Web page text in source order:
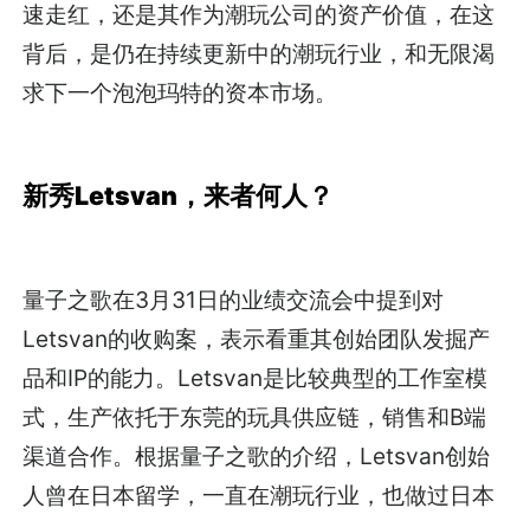
速走红，还是其作为潮玩公司的资产价值，在这
背后，是仍在持续更新中的潮玩行业，和无限渴
求下一个泡泡玛特的资本市场。
新秀Letsvan，来者何人？
量子之歌在3月31日的业绩交流会中提到对
Letsvan的收购案，表示看重其创始团队发掘产
品和IP的能力。Letsvan是比较典型的工作室模
式，生产依托于东莞的玩具供应链，销售和B端
渠道合作。根据量子之歌的介绍，Letsvan创始
人曾在日本留学，一直在潮玩行业，也做过日本